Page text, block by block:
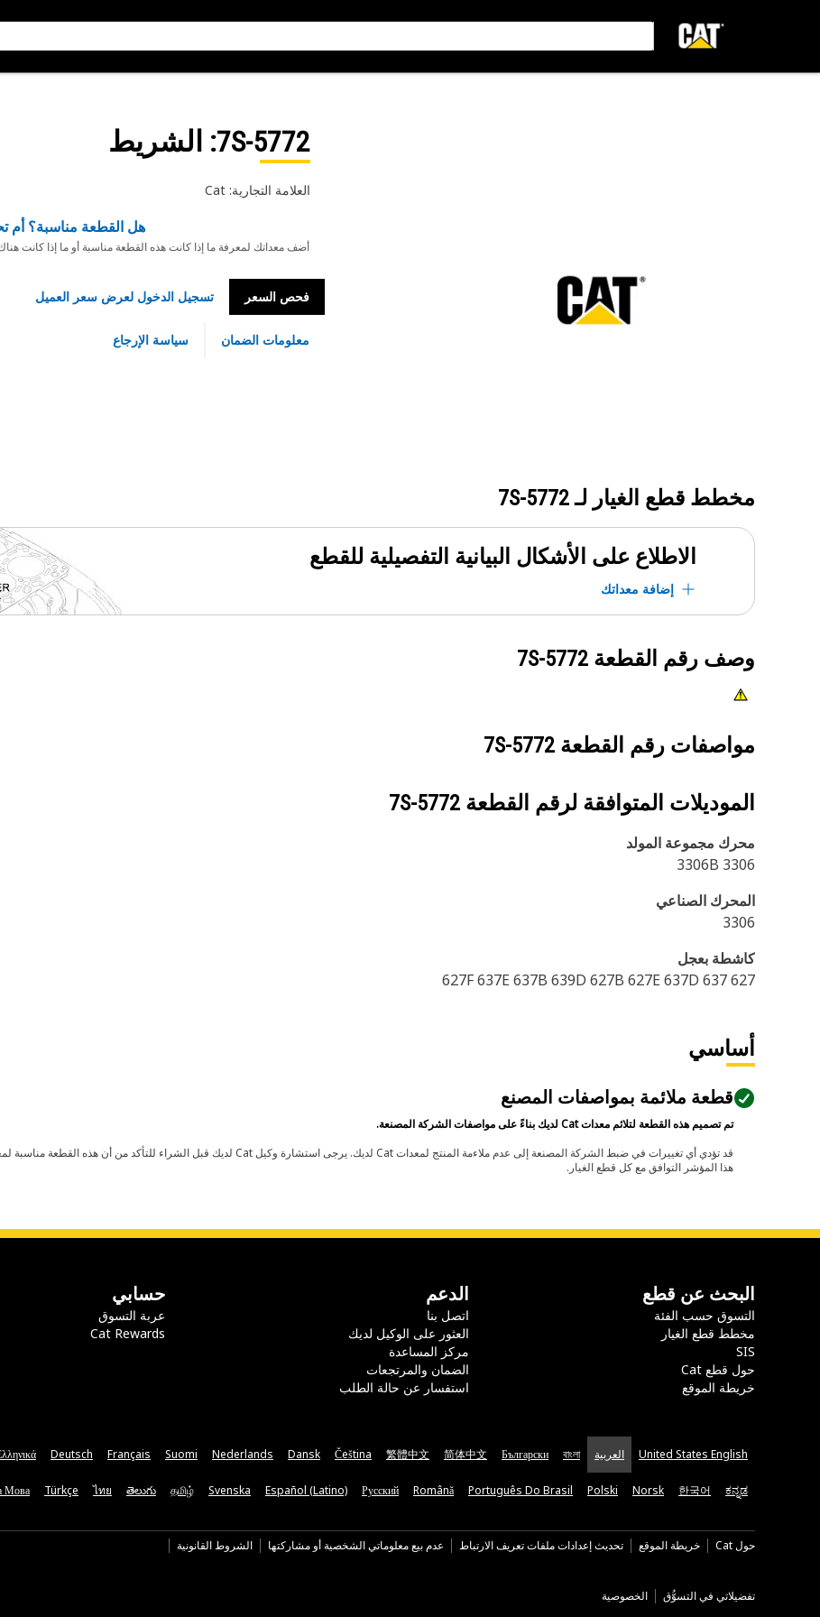
7S-5772: الشريط
العلامة التجارية: Cat
هل القطعة مناسبة؟ أم
أضف معداتك لمعرفة ما إذا كانت هذه القطعة مناسبة أو ما إذا كانت
فحص السعر تسجيل الدخول لعرض سعر العميل
معلومات الضمان سياسة الإرجاع
مخطط قطع الغيار لـ7S-5772
الاطلاع على الأشكال البيانية التفصيلية للقطع
إضافة معداتك
وصف رقم القطعة 7S-5772
مواصفات رقم القطعة 7S-5772
الموديلات المتوافقة لرقم القطعة 7S-5772
محرك مجموعة المولد
3306 3306B
المحرك الصناعي
3306
كاشطة بعجل
627 637 627F 637E 637B 639D 627B 627E 637D
أساسي
قطعة ملائمة بمواصفات المصنع
تم تصميم هذه القطعة لتلائم معدات Cat لديك بناءً على مواصفات الشركة المصنعة.
هذا المؤشر التوافق مع كل قطع الغيار.
البحث عن قطع
التسوق حسب الفئة
مخطط قطع الغيار
SIS
حول قطع Cat
خريطة الموقع
الدعم
اتصل بنا
العثور على الوكيل لديك
مركز المساعدة
الضمان والمرتجعات
استفسار عن حالة الطلب
حسابي
عربة التسوق
Cat Rewards
United States English العربية বাংলা
Български
简体中文
繁體中文
Čeština
Dansk
Nederlands
Suomi
Français
Deutsch
ಕನ್ನಡ
한국어
Norsk
Polski
Português Do Brasil
Română
Русский
Español (Latino)
Svenska
தமிழ்
తెలుగు
ไทย
Türkçe
Мова
حول Cat خريطة الموقع تحديث إعدادات ملفات تعريف الارتباط عدم بيع معلوماتي الشخصية أو مشاركتها الشروط القانونية
تفضيلاتي في التسوُّق الخصوصية